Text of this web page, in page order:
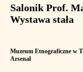
Salonik Prof.
Wystawa stała
Muzeum Etnograficzne w
Arsenał